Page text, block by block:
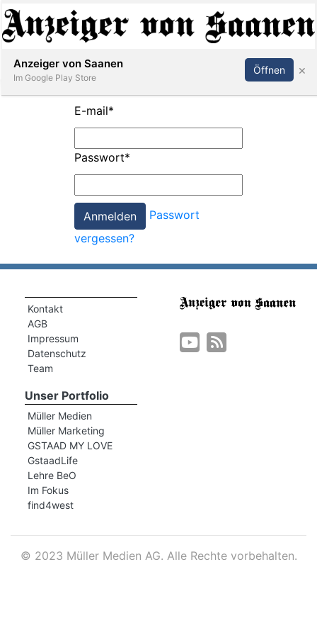
Abonnieren Anmelden
E-mail*
Passwort*
Passwort
vergessen?
Kontakt
AGB
Impressum
Datenschutz
Team
Unser Portfolio
Müller Medien
Müller Marketing
GSTAAD MY LOVE
GstaadLife
Lehre BeO
Im Fokus
find4west
© 2023 Müller Medien AG. Alle Rechte vorbehalten.
Anzeiger von Saanen
Im Google Play Store
Öffnen ×